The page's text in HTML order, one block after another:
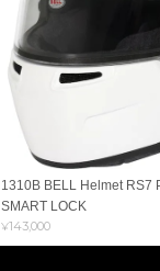
1310B BELL Helmet RS7
SMART LOCK
¥143,000